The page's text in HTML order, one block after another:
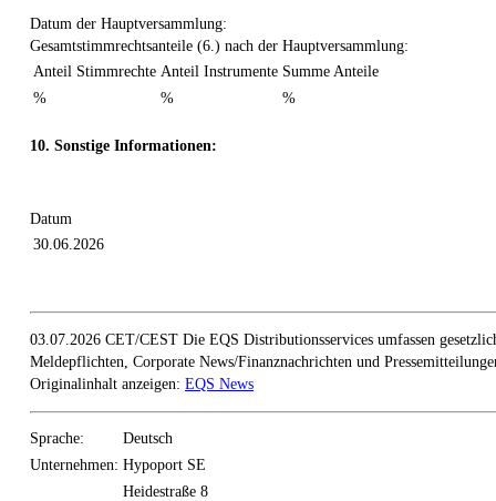
Datum der Hauptversammlung:
Gesamtstimmrechtsanteile (6.) nach der Hauptversammlung:
Anteil Stimmrechte Anteil Instrumente Summe Anteile
%
% %
10. Sonstige Informationen:
Datum
30.06.2026
03.07.2026 CET/CEST Die EQS Distributionsservices umfassen
Meldepflichten, Corporate News/Finanznachrichten und
Originalinhalt anzeigen: EQS News
Sprache:
Deutsch
Unternehmen: Hypoport SE
Heidestraße 8